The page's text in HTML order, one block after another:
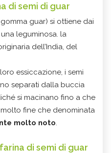
di semi di guar
guar) si ottiene dai
leguminosa. la
dell’India, del
essiccazione, i semi
separati dalla buccia
si macinano fino a che
fine che denominata
molto noto.
di semi di guar